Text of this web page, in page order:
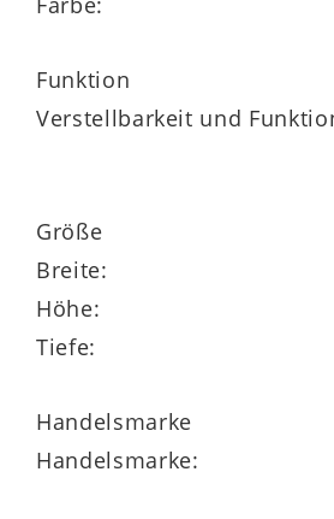
sind.
können Sie sämtliche
Interliving Schlafzimmer
in Germany
an Ihren Geschmack und
Beispielsweise sind drei
Funktion
Verstellbarkeit und
Größe
Breite:
Höhe:
Tiefe:
Handelsmarke
Handelsmarke: